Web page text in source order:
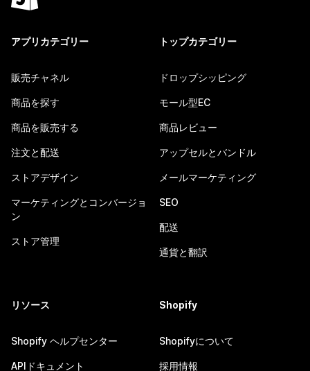
アプリカテゴリー
販売チャネル
商品を探す
商品を販売する
注文と配送
ストアデザイン
マーケティングとコンバージョ
ン
ストア管理
トップカテゴリー
ドロップシッピング
モール型EC
商品レビュー
アップセルとバンドル
メールマーケティング
SEO
配送
通貨と翻訳
リソース
Shopify ヘルプセンター
APIドキュメント
Shopify
Shopifyについて
採用情報